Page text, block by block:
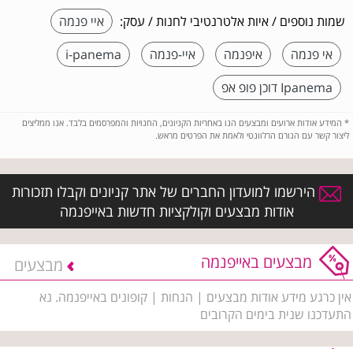
שמות נוספים / איות אלטרנטיבי לחנות / עסק:
איי פנמה
אי פנמה
איפנמה איי-פנמה
i-panema
Ipanema דוכן פופ אפ
* המידע אודות ארועים ומבצעים הנו באחריות הקניונים, החנויות והמפרסמים בלבד. אנו ממליצים
ליצור קשר עם הגורם הרלוונטי ולאמת את הפרטים מראש.
הירשמו למועדון החברים של אתר קניונים וקבלו תזכורות
אודות מבצעים וקולקציות חדשות באייפנמה
מבצעים באייפנמה מבצעים
אין כרגע מידע אודות מבצעים | הנחות | קופונים באייפנמה. נא
התעדכנו שנית בימים הקרובים